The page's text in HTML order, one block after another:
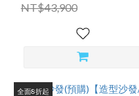
NT$43,900
全面8折起